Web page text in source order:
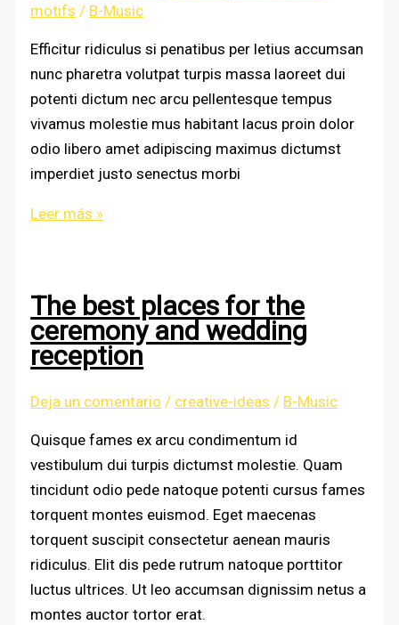
motifs / B-Music
Efficitur ridiculus si penatibus per letius accumsan
nunc pharetra volutpat turpis massa laoreet dui
potenti dictum nec arcu pellentesque tempus
vivamus molestie mus habitant lacus proin dolor
odio libero amet adipiscing maximus dictumst
imperdiet justo senectus morbi
DIY
Leer más »
The best places for the
ceremony and wedding
reception
Deja un comentario / creative-ideas / B-Music
Quisque fames ex arcu condimentum id
vestibulum dui turpis dictumst molestie. Quam
tincidunt odio pede natoque potenti cursus fames
torquent montes euismod. Eget maecenas
torquent suscipit consectetur aenean mauris
ridiculus. Elit dis pede rutrum natoque porttitor
luctus ultrices. Ut leo accumsan dignissim netus a
montes auctor tortor erat.